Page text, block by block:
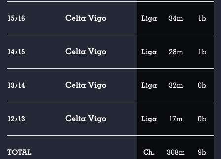
15/16 Celta Vigo Liga 34m 1b
14/15 Celta Vigo Liga 28m 1b
13/14 Celta Vigo Liga 32m 0b
12/13 Celta Vigo Liga 17m 0b
TOTAL Ch. 308m 9b